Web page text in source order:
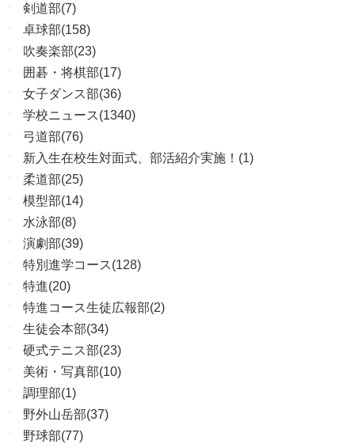
剣道部(7)
卓球部(158)
吹奏楽部(23)
囲碁・将棋部(17)
女子ダンス部(36)
学校ニュース(1340)
弓道部(76)
新入生在校生対面式、部活紹介実施！(1)
柔道部(25)
模型部(14)
水泳部(8)
演劇部(39)
特別進学コース(128)
特進(20)
特進コース生徒広報部(2)
生徒会本部(34)
硬式テニス部(23)
美術・写真部(10)
調理部(1)
野外山岳部(37)
野球部(77)